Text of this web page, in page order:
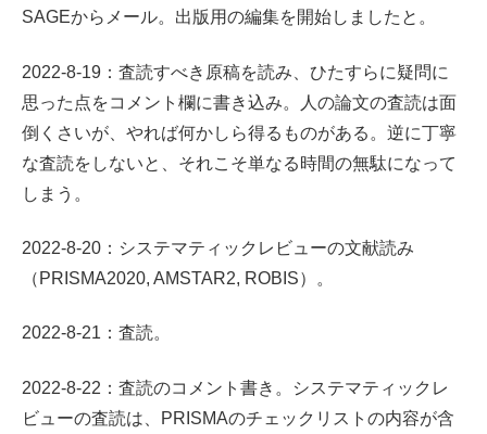
SAGEからメール。出版用の編集を開始しましたと。
2022-8-19：査読すべき原稿を読み、ひたすらに疑問に
思った点をコメント欄に書き込み。人の論文の査読は面
倒くさいが、やれば何かしら得るものがある。逆に丁寧
な査読をしないと、それこそ単なる時間の無駄になって
しまう。
2022-8-20：システマティックレビューの文献読み
（PRISMA2020, AMSTAR2, ROBIS）。
2022-8-21：査読。
2022-8-22：査読のコメント書き。システマティックレ
ビューの査読は、PRISMAのチェックリストの内容が含